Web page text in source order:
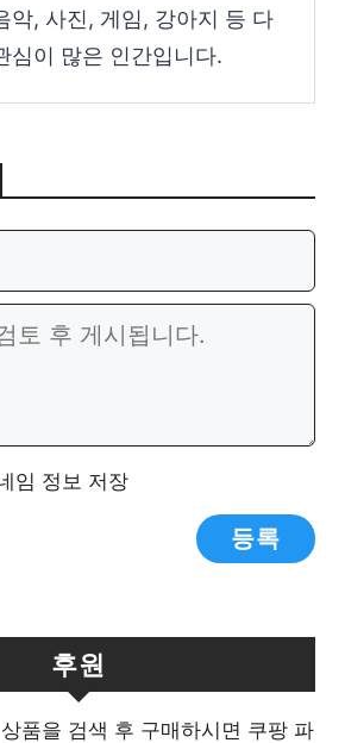
악, 사진, 게임, 강아지 등 다
심이 많은 인간입니다.
임 정보 저장
후원
품을 검색 후 구매하시면 쿠팡 파